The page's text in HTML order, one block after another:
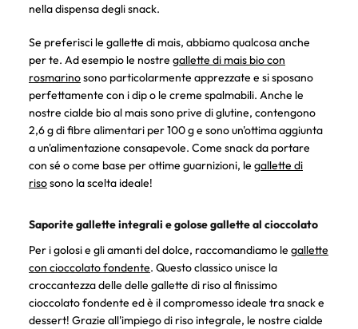
nella dispensa degli snack.
Se preferisci le gallette di mais, abbiamo qualcosa anche
per te. Ad esempio le nostre gallette di mais bio con
rosmarinosono particolarmente apprezzate e si sposano
perfettamente con i dip o le creme spalmabili. Anche le
nostre cialde bio al mais sono prive di glutine, contengono
2,6 g di fibre alimentari per 100 g e sono un'ottima aggiunta
a un'alimentazione consapevole. Come snack da portare
con sé o come base per ottime guarnizioni, le gallette di
risosono la scelta ideale!
Saporite gallette integrali e golose gallette al cioccolato
Per i golosi e gli amanti del dolce, raccomandiamo le gallette
con cioccolato fondente. Questo classico unisce la
croccantezza delle delle gallette di riso al finissimo
cioccolato fondente ed è il compromesso ideale tra snack e
dessert! Grazie all'impiego di riso integrale, le nostre cialde